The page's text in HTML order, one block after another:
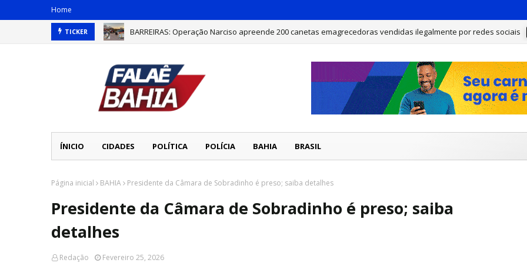
Home
TICKER BARREIRAS: Operação Narciso apreende 200 canetas emagrecedoras vendidas ilegalmente por redes sociais
ÍNICIO CIDADES POLÍTICA POLÍCIA BAHIA BRASIL
Página inicial BAHIA Presidente da Câmara de Sobradinho é preso; saiba detalhes
Presidente da Câmara de Sobradinho é preso; saiba
detalhes
Redação Fevereiro 25, 2026